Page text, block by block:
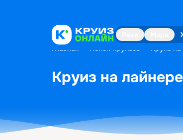
Главная Поиск круизов Круиз
Круиз на